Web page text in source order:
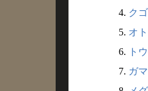
4. ク
5. オ
6.
ト
7. ガ